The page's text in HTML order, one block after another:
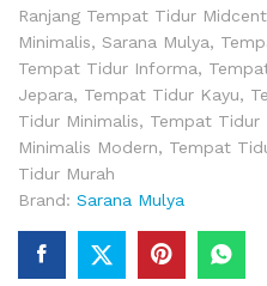
Ranjang Tempat Tidur
Minimalis, Sarana Mulya,
Tempat Tidur Informa,
Jepara, Tempat Tidur Kayu,
Tidur Minimalis, Tempat Tidur
Minimalis Modern, Tempat
Tidur Murah
Brand: Sarana Mulya